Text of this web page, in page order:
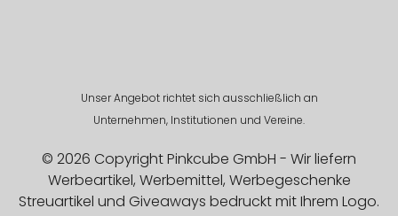
Unser Angebot richtet sich ausschließlich an
Unternehmen, Institutionen und Vereine.
© 2026 Copyright Pinkcube GmbH - Wir liefern
Werbeartikel, Werbemittel, Werbegeschenke
Streuartikel und Giveaways bedruckt mit Ihrem Logo.